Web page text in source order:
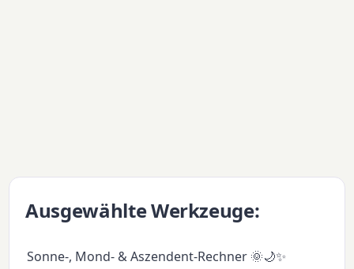
Ausgewählte Werkzeuge:
Sonne-, Mond- & Aszendent-Rechner 🌞🌙✨